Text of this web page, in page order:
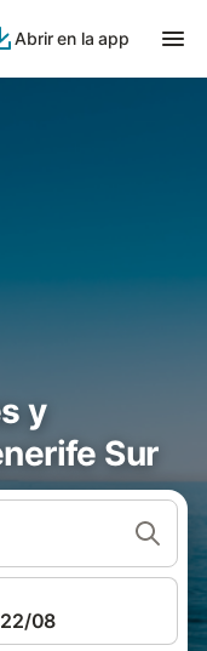
Abrir en la app
y
Sur
08